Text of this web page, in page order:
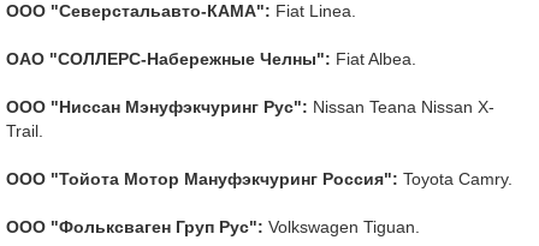
ООО "Северстальавто-КАМА": Fiat Linea.
ОАО "СОЛЛЕРС-Набережные Челны": Fiat Albea.
ООО "Ниссан Мэнуфэкчуринг Рус": Nissan Teana Nissan X-
Trail.
ООО "Тойота Мотор Мануфэкчуринг Россия": Toyota Camry.
ООО "Фольксваген Груп Рус": Volkswagen Tiguan.